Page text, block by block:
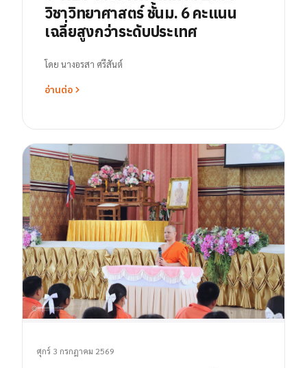
วิชาวิทยาศาสตร์ ชั้นม. 6 คะแนน
เฉลี่ยสูงกว่าระดับประเทศ
โดย นางอรสา ศรีสันต์
อ่านต่อ
ศุกร์ 3 กรกฎาคม 2569